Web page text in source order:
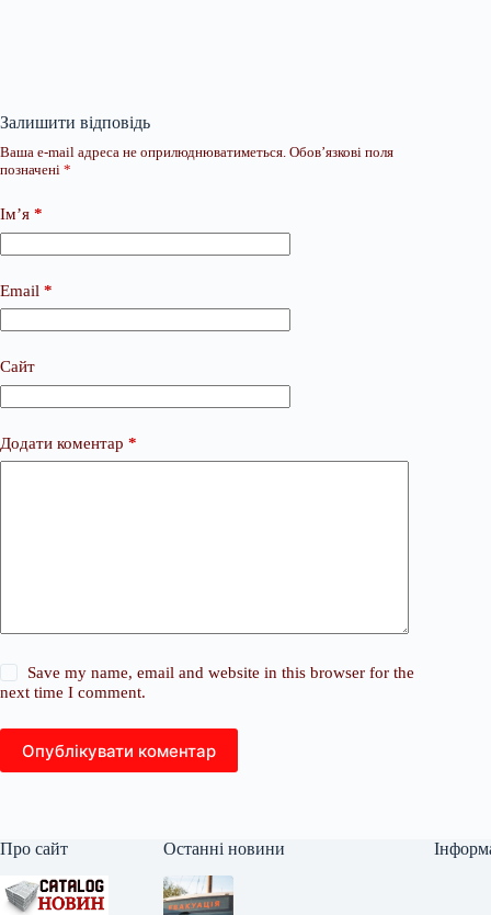
Залишити відповідь
Ваша e-mail адреса не оприлюднюватиметься. Обов’язкові поля
позначені *
Ім’я *
Email *
Сайт
Додати коментар *
Save my name, email and website in this browser for the
next time I comment.
Опублікувати коментар
Про сайт Останні новини